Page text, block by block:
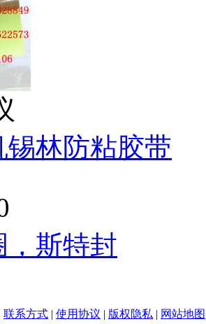
锡林防粘胶带
，斯特封
联系方式 | 使用协议 | 版权隐私 | 网站地图